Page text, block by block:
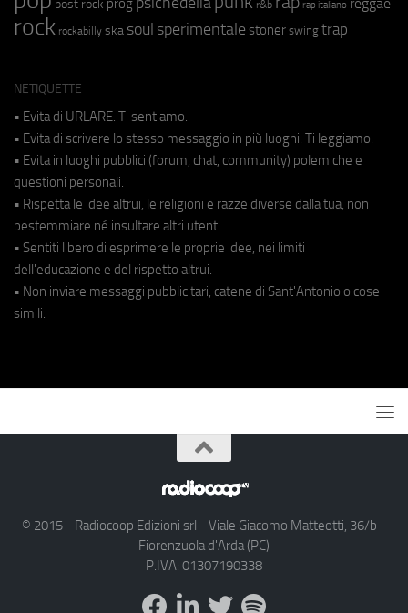
post rock prog r&b rap italiano
rock rockabilly ska soul sperimentale stoner swing trap
NETIQUETTE
• Evita di URLARE. Ti sentiamo.
• Evita di scrivere lo stesso messaggio in più luoghi. Ti leggiamo.
• Evita in luoghi pubblici (forum, chat, community) polemiche e
questioni personali.
• Rispetta le idee altrui, le religioni e razze diverse dalla tua, non
bestemmiare né insultare altri utenti.
• Sentiti libero di esprimere le proprie idee, nei limiti
dell'educazione e del rispetto altrui.
• Non inviare messaggi pubblicitari, catene di Sant'Antonio o cose
simili.
© 2015 - Radiocoop Edizioni srl - Viale Giacomo Matteotti, 36/b -
Fiorenzuola d'Arda (PC)
P.IVA: 01307190338